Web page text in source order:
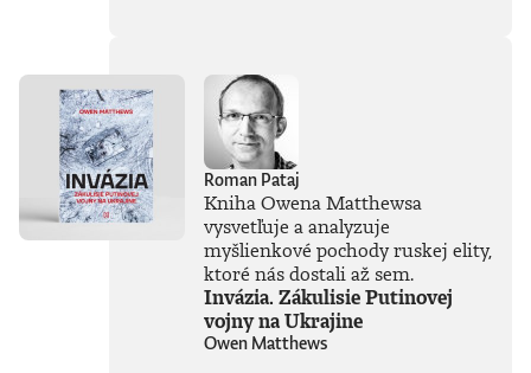
Roman Pataj
Kniha Owena Matthewsa
vysvetľuje a analyzuje
myšlienkové pochody ruskej elity,
ktoré nás dostali až sem.
Invázia. Zákulisie Putinovej
vojny na Ukrajine
Owen Matthews